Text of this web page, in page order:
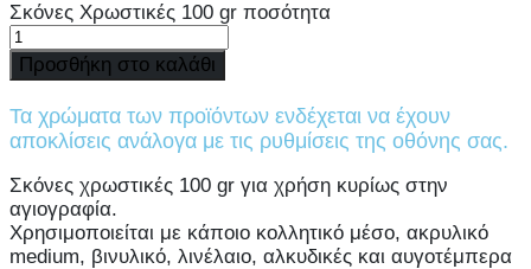
Σκόνες Χρωστικές 100 gr ποσότητα
Προσθήκη στο καλάθι
Τα χρώματα των προϊόντων ενδέχεται να έχουν
αποκλίσεις ανάλογα με τις ρυθμίσεις της οθόνης σας.
Σκόνες χρωστικές 100 gr για χρήση κυρίως στην
αγιογραφία.
Χρησιμοποιείται με κάποιο κολλητικό μέσο, ακρυλικό
medium, βινυλικό, λινέλαιο, αλκυδικές και αυγοτέμπερα